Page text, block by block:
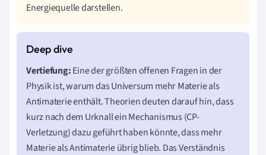
Energiequelle darstellen.
Vertiefung:Eine der größten offenen Fragen in der
Physik ist, warum das Universum mehr Materie als
Antimaterie enthält. Theorien deuten darauf hin, dass
kurz nach dem Urknall ein Mechanismus (CP-
Verletzung) dazu geführt haben könnte, dass mehr
Materie als Antimaterie übrig blieb. Das Verständnis